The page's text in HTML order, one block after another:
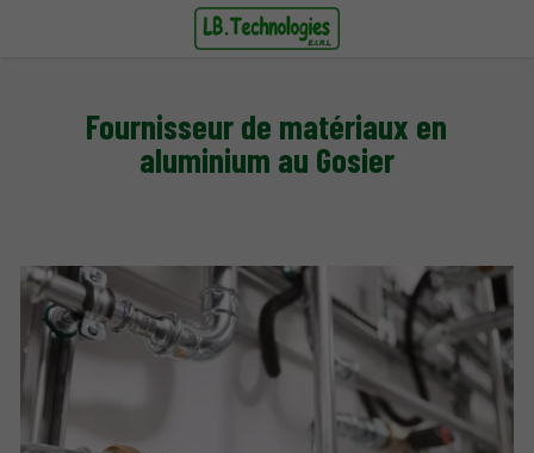
Fournisseur de matériaux en
aluminium au Gosier